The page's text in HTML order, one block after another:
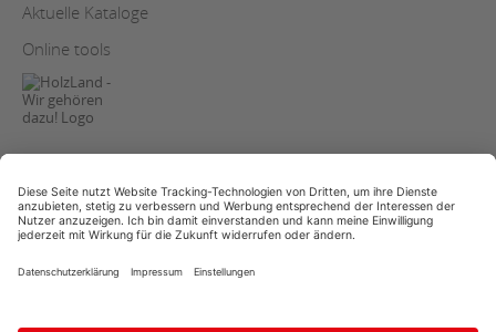
Aktuelle Kataloge
Online tools
Copyright